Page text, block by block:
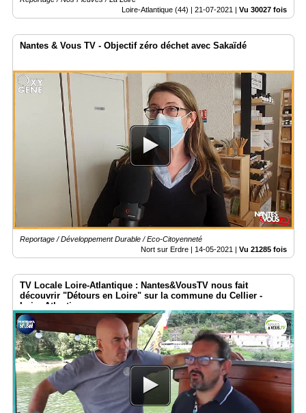
Loire-Atlantique (44) | 21-07-2021 Vu 30027 fois
Nantes & Vous TV - Objectif zéro déchet avec Sakaïdé
Reportage / Développement Durable / Eco-Citoyenneté
Nort sur Erdre | 14-05-2021 | Vu 21285 fois
TV Locale Loire-Atlantique : Nantes&VousTV nous fait
découvrir "Détours en Loire" sur la commune du Cellier -
Loire-Atlantique